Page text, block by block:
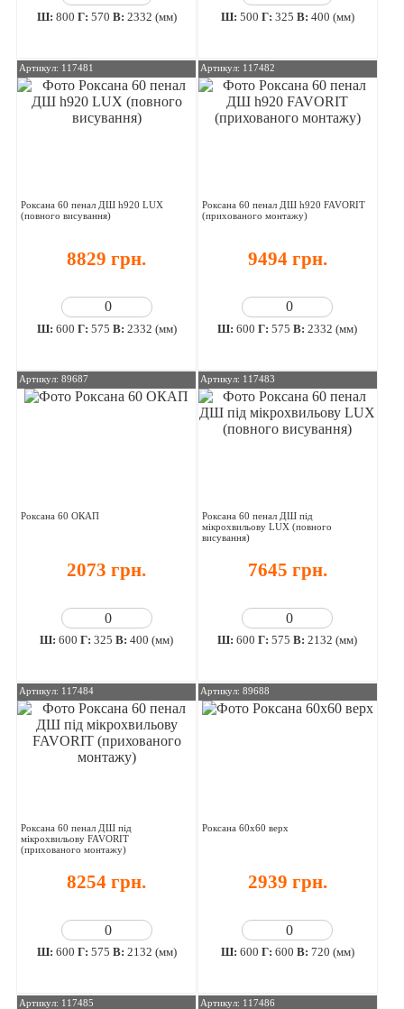
Ш: 800 Г: 570 В: 2332 (мм) Ш: 500 Г: 325 В: 400 (мм)
Артикул: 117481
Роксана 60 пенал ДШ h920 LUX
(повного висування)
8829 грн.
Ш: 600 Г: 575 В: 2332 (мм)
Артикул: 117482
Роксана 60 пенал ДШ h920 FAVORIT
(прихованого монтажу)
9494 грн.
Ш:600 Г:575 В:2332 (мм)
Артикул: 89687
Роксана 60 ОКАП
2073 грн.
Ш:600 Г:325 В:400 (мм)
Артикул: 117483
Роксана 60 пенал ДШ під
мікрохвильову LUX (повного
висування)
7645 грн.
Ш:600 Г:575 В:2132 (мм)
Артикул: 117484
Роксана 60 пенал ДШ під
мікрохвильову FAVORIT
(прихованого монтажу)
8254 грн.
Ш: 600 Г: 575 В: 2132 (мм)
Артикул: 89688
Роксана 60х60 верх
2939 грн.
Ш: 600 Г: 600 В: 720 (мм)
Артикул: 117485 Артикул: 117486